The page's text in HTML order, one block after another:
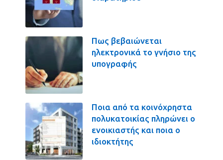
Πως βεβαιώνεται
ηλεκτρονικά το γνήσιο της
υπογραφής
Ποια από τα κοινόχρηστα
πολυκατοικίας πληρώνει ο
ενοικιαστής και ποια ο
ιδιοκτήτης